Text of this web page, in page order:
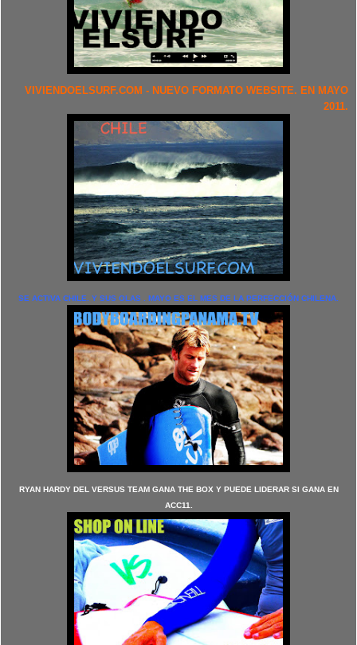
VIVIENDOELSURF.COM - NUEVO FORMATO WEBSITE. EN MAYO
2011.
SE ACTIVA CHILE. Y SUS OLAS . MAYO ES EL MES DE LA PERFECCIÓN CHILENA.
RYAN HARDY DEL VERSUS TEAM GANA THE BOX Y PUEDE LIDERAR SI GANA EN
ACC11.